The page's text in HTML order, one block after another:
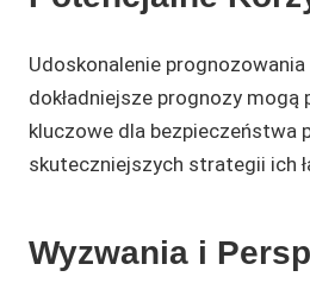
Udoskonalenie
dokładniejsze prognozy
kluczowe dla bezpieczeństwa
skuteczniejszych strategii ich
Wyzwania i